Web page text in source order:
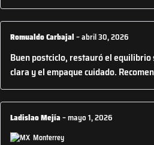
Romualdo Carbajal–abril 30, 2026
Buen postciclo, restauró el
clara y el empaque cuidado.
Ladislao Mejía–mayo 1, 2026
Monterrey